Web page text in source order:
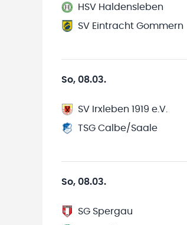
HSV Haldensleben
SV Eintracht Gommern
So, 08.03.
SV Irxleben 1919 e.V.
TSG Calbe/Saale
So, 08.03.
SG Spergau